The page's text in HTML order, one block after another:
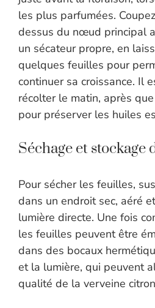
les plus parfumées.
dessus du nœud principal
un sécateur propre, en
quelques feuilles pour
continuer sa croissance. Il
récolter le matin, après
pour préserver les huiles
Séchage et stockage
Pour sécher les feuilles,
dans un endroit sec, aéré
lumière directe. Une fois
les feuilles peuvent être
dans des bocaux
et la lumière, qui peuvent
qualité de la verveine